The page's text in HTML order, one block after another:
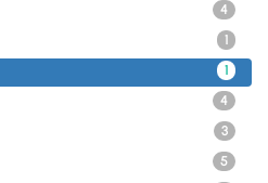
4
1
1
4
3
5